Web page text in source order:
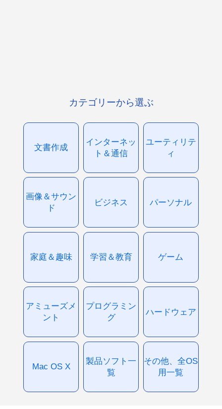
カテゴリーから選ぶ
文書作成
インターネッ
ト＆通信
ユーティリテ
ィ
画像＆サウン
ド
ビジネス パーソナル
家庭＆趣味 学習＆教育 ゲーム
アミューズメ
ント
プログラミン
グ
ハードウェア
Mac OS X
製品ソフト一
覧
その他、全OS
用一覧